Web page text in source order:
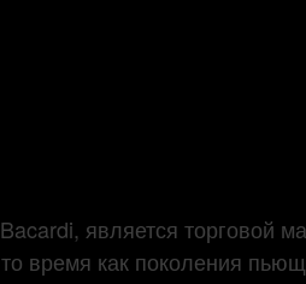
является торговой
время как поколения